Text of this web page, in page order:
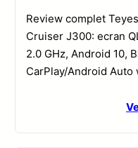
Review complet
Cruiser J300: ecran
2.0 GHz, Android 10,
CarPlay/Android Auto